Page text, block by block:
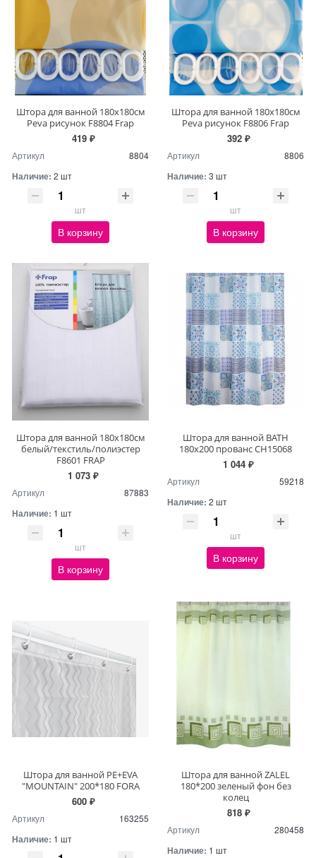
Штора для ванной 180х180см
Peva рисунок F8804 Frap
419 ₽
Артикул 8804
Наличие: 2 шт
шт
В корзину
Штора для ванной 180х180см
Peva рисунок F8806 Frap
392 ₽
Артикул 8806
Наличие: 3 шт
шт
В корзину
Штора для ванной 180х180см
белый/текстиль/полиэстер
F8601 FRAP
1 073 ₽
Артикул 87883
Наличие: 1 шт
шт
В корзину
Штора для ванной BATH
180х200 прованс СH15068
1 044 ₽
Артикул 59218
Наличие: 2 шт
шт
В корзину
Штора для ванной PE+EVA
"MOUNTAIN" 200*180 FORA
600 ₽
Артикул 163255
Наличие: 1 шт
Штора для ванной ZALEL
180*200 зеленый фон без
колец
818 ₽
Артикул 280458
Наличие: 1 шт